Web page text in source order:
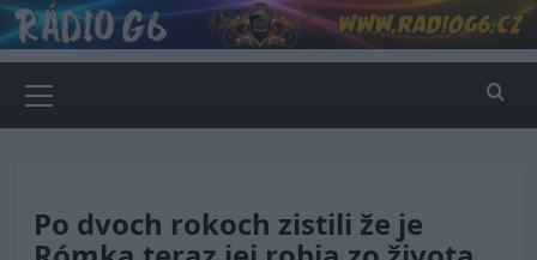
Skip
to
content
Menu
Po dvoch rokoch zistili že je